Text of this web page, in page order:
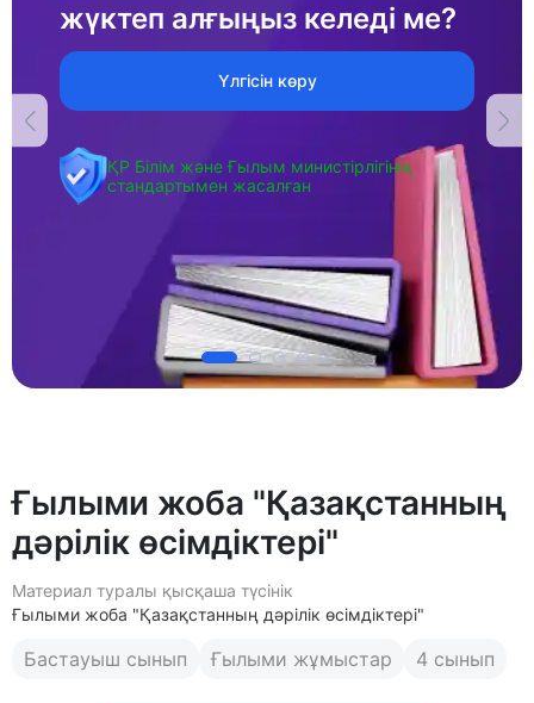
жүктеп алғыңыз келеді ме?
Үлгісін көру
ҚР Білім және Ғылым министірлігінің
стандартымен жасалған
Ғылыми жоба "Қазақстанның
дәрілік өсімдіктері"
Материал туралы қысқаша түсінік
Ғылыми жоба "Қазақстанның дәрілік өсімдіктері"
Бастауыш сынып Ғылыми жұмыстар 4 сынып